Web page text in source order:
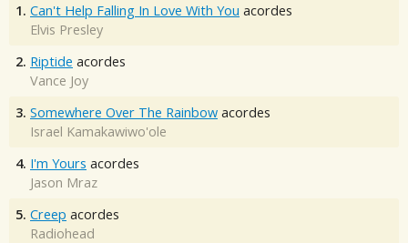
1. Can't Help Falling In Love With You acordes
Elvis Presley
2. Riptide acordes
Vance Joy
3. Somewhere Over The Rainbow acordes
Israel Kamakawiwo'ole
4. I'm Yours acordes
Jason Mraz
5. Creep acordes
Radiohead